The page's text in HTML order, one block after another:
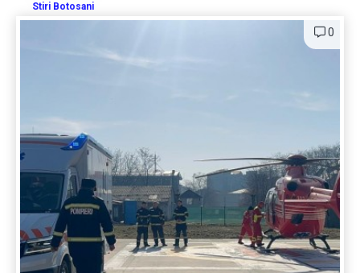
Stiri Botosani
0